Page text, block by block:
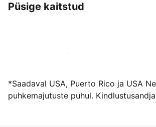
Püsige kaitstud
Võõrusta meiega juba täna
*Saadaval USA, Puerto Rico ja USA
puhkemajutuste puhul.